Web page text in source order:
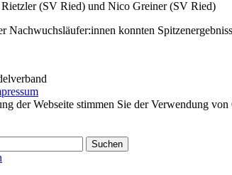
(SV Ried) und Nico Greiner (SV Ried)
Nachwuchsläufer:innen konnten
der Webseite stimmen Sie der Verwendung von